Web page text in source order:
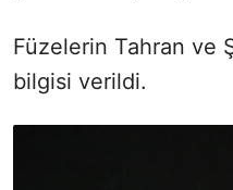
Füzelerin Tahran ve
bilgisi verildi.